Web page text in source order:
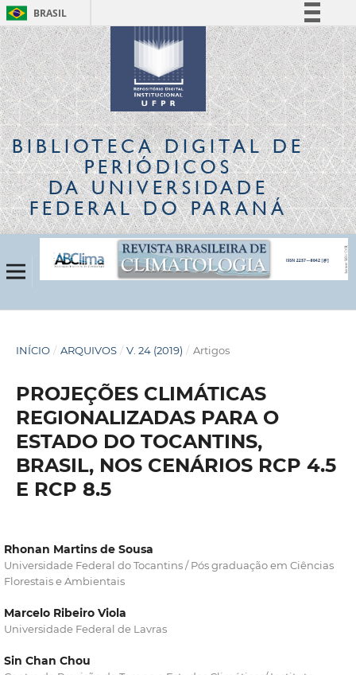
BRASIL
Simplifique!
Comunica BR
Participe
Acesso à informação
Legislação
Canais
BIBLIOTECA DIGITALDE
PERIÓDICOS
DA UNIVERSIDADE
FEDERAL DO PARANÁ
INÍCIO / ARQUIVOS / V. 24 (2019) / Artigos
PROJEÇÕES CLIMÁTICAS
REGIONALIZADAS PARA O
ESTADO DO TOCANTINS,
BRASIL, NOS CENÁRIOS RCP 4.5
E RCP 8.5
Rhonan Martins de Sousa
Universidade Federal do Tocantins / Pós graduação em Ciências
Florestais e Ambientais
Marcelo Ribeiro Viola
Universidade Federal de Lavras
Sin Chan Chou